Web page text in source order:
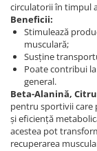
circulatorii în timpul
Beneficii:
Stimulează
musculară;
Susține
Poate contribui
general.
Beta-Alanină,
pentru sportivii care
și eficiență
acestea pot
recuperarea